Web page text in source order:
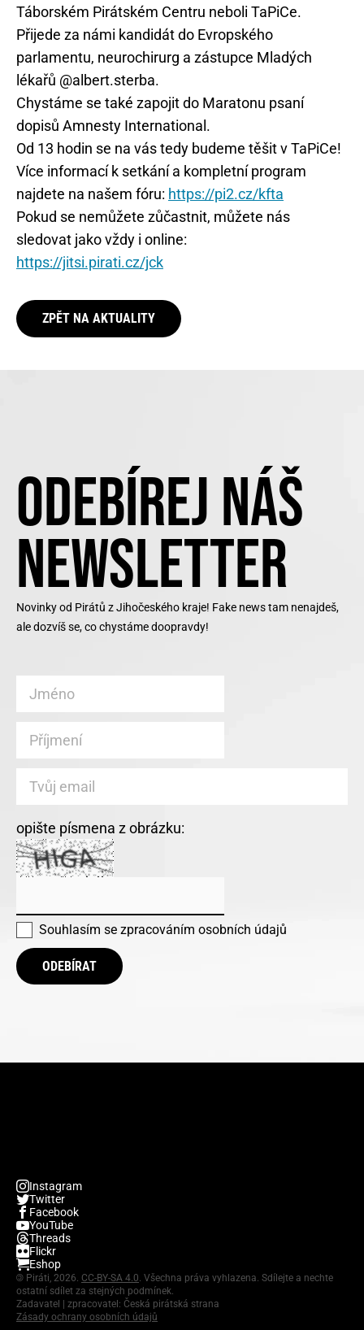
Táborském Pirátském Centru neboli TaPiCe.
Přijede za námi kandidát do Evropského
parlamentu, neurochirurg a zástupce Mladých
lékařů @albert.sterba.
Chystáme se také zapojit do Maratonu psaní
dopisů Amnesty International.
Od 13 hodin se na vás tedy budeme těšit v TaPiCe!
Více informací k setkání a kompletní program
najdete na našem fóru: https://pi2.cz/kfta
Pokud se nemůžete zůčastnit, můžete nás
sledovat jako vždy i online:
https://jitsi.pirati.cz/jck
ZPĚT NA AKTUALITY
ODEBÍREJ NÁŠ
NEWSLETTER
Novinky od Pirátů z Jihočeského kraje! Fake news tam nenajdeš,
ale dozvíš se, co chystáme doopravdy!
opište písmena z obrázku:
Souhlasím se zpracováním osobních údajů
ODEBÍRAT
Instagram
Twitter
Facebook
YouTube
Threads
Flickr
Eshop
© Piráti, 2026. CC-BY-SA 4.0. Všechna práva vyhlazena. Sdílejte a nechte
ostatní sdílet za stejných podmínek.
Zadavatel | zpracovatel: Česká pirátská strana
Zásady ochrany osobních údajů